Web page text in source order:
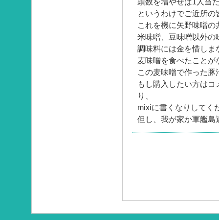
というわけでご近所の
これを機に矢野味噌
米味噌、豆味噌以外の
調味料には金を惜しま
麦味噌を食べたこと
この麦味噌で作った豚
もし購入したい方は
り、
mixiに書くなりしてく
但し、我が家か軍艦島